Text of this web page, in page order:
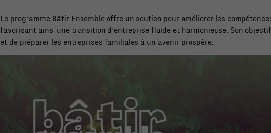
Le programme Bâtir Ensemble offre un soutien pour améliorer les
favorisant ainsi une transition d’entreprise fluide et harmonieuse. Son
et de préparer les entreprises familiales à un avenir prospère.